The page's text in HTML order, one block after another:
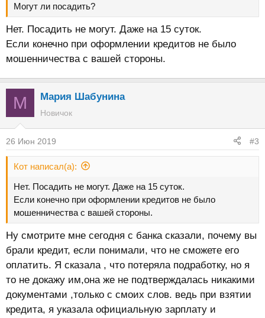
Могут ли посадить?
Нет. Посадить не могут. Даже на 15 суток.
Если конечно при оформлении кредитов не было
мошенничества с вашей стороны.
М Мария Шабунина
Новичок
26 Июн 2019 #3
Кот написал(а):
Нет. Посадить не могут. Даже на 15 суток.
Если конечно при оформлении кредитов не было
мошенничества с вашей стороны.
Ну смотрите мне сегодня с банка сказали, почему вы
брали кредит, если понимали, что не сможете его
оплатить. Я сказала , что потеряла подработку, но я
то не докажу им,она же не подтверждалась никакими
документами ,только с смоих слов. ведь при взятии
кредита, я указала официальную зарплату и